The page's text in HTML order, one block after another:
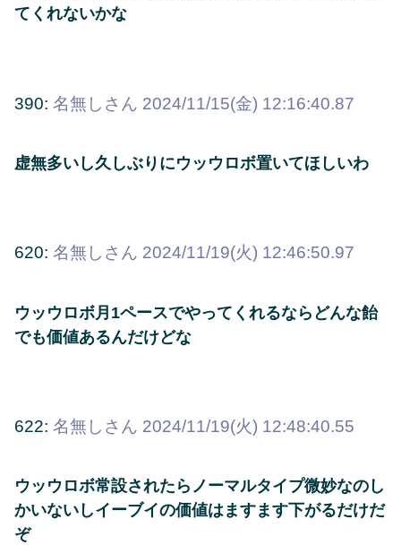
てくれないかな
390: 名無しさん 2024/11/15(金) 12:16:40.87
虚無多いし久しぶりにウッウロボ置いてほしいわ
620: 名無しさん 2024/11/19(火) 12:46:50.97
ウッウロボ月1ペースでやってくれるならどんな飴
でも価値あるんだけどな
622: 名無しさん 2024/11/19(火) 12:48:40.55
ウッウロボ常設されたらノーマルタイプ微妙なのし
かいないしイーブイの価値はますます下がるだけだ
ぞ